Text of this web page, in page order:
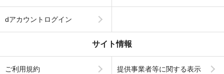
dアカウントログイン
サイト情報
ご利用規約 提供事業者等に関する表示